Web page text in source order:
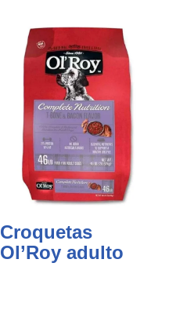
Croquetas
Ol’Roy adulto